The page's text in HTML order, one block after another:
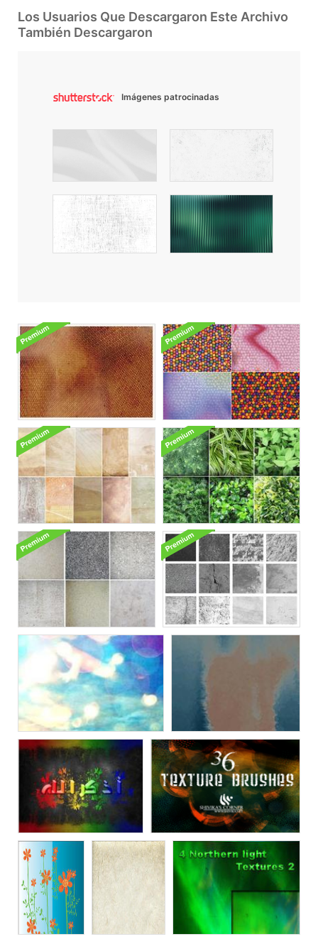
Los Usuarios Que Descargaron Este Archivo
También Descargaron
Imágenes patrocinadas